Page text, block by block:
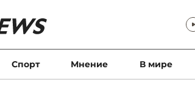
Спорт Мнение В мире